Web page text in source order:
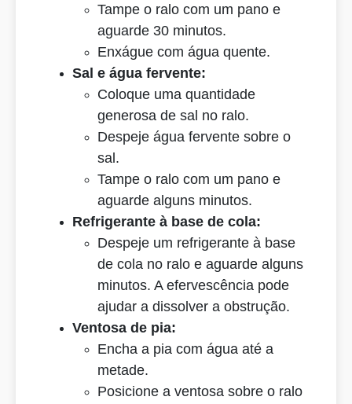
Tampe o ralo com um pano e
aguarde 30 minutos.
Enxágue com água quente.
Sal e água fervente:
Coloque uma quantidade
generosa de sal no ralo.
Despeje água fervente sobre o
sal.
Tampe o ralo com um pano e
aguarde alguns minutos.
Refrigerante à base de cola:
Despeje um refrigerante à base
de cola no ralo e aguarde alguns
minutos. A efervescência pode
ajudar a dissolver a obstrução.
Ventosa de pia:
Encha a pia com água até a
metade.
Posicione a ventosa sobre o ralo